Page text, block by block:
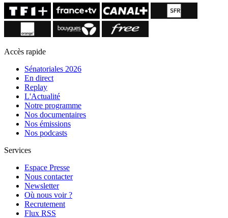
Accès rapide
Sénatoriales 2026
En direct
Replay
L'Actualité
Notre programme
Nos documentaires
Nos émissions
Nos podcasts
Services
Espace Presse
Nous contacter
Newsletter
Où nous voir ?
Recrutement
Flux RSS